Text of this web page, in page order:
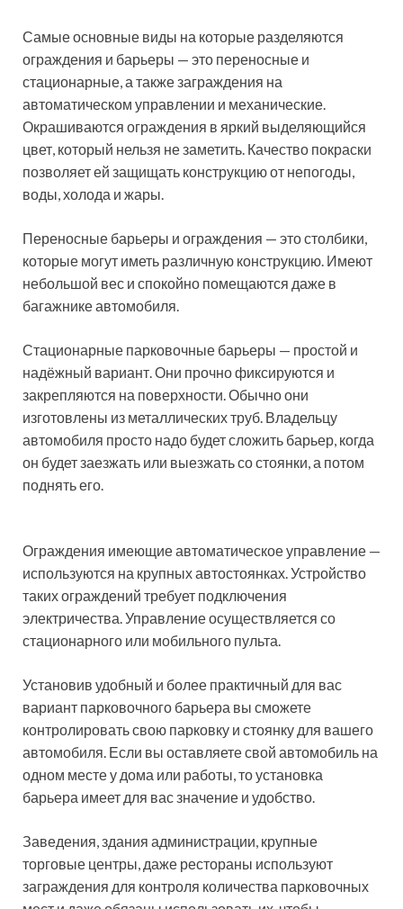
Самые основные виды на которые разделяются
ограждения и барьеры — это переносные и
стационарные, а также заграждения на
автоматическом управлении и механические.
Окрашиваются ограждения в яркий выделяющийся
цвет, который нельзя не заметить. Качество покраски
позволяет ей защищать конструкцию от непогоды,
воды, холода и жары.
Переносные барьеры и ограждения — это столбики,
которые могут иметь различную конструкцию. Имеют
небольшой вес и спокойно помещаются даже в
багажнике автомобиля.
Стационарные парковочные барьеры — простой и
надёжный вариант. Они прочно фиксируются и
закрепляются на поверхности. Обычно они
изготовлены из металлических труб. Владельцу
автомобиля просто надо будет сложить барьер, когда
он будет заезжать или выезжать со стоянки, а потом
поднять его.
Ограждения имеющие автоматическое управление —
используются на крупных автостоянках. Устройство
таких ограждений требует подключения
электричества. Управление осуществляется со
стационарного или мобильного пульта.
Установив удобный и более практичный для вас
вариант парковочного барьера вы сможете
контролировать свою парковку и стоянку для вашего
автомобиля. Если вы оставляете свой автомобиль на
одном месте у дома или работы, то установка
барьера имеет для вас значение и удобство.
Заведения, здания администрации, крупные
торговые центры, даже рестораны используют
заграждения для контроля количества парковочных